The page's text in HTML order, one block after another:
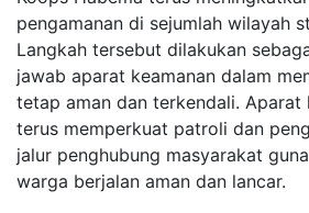
pengamanan di sejumlah wilayah
Langkah tersebut dilakukan
jawab aparat keamanan dalam
tetap aman dan terkendali. Aparat
terus memperkuat patroli dan
jalur penghubung masyarakat
warga berjalan aman dan lancar.